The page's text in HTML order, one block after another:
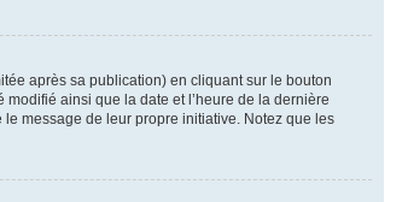
après sa publication) en cliquant sur le bouton
ainsi que la date et l’heure de la dernière
message de leur propre initiative. Notez que les